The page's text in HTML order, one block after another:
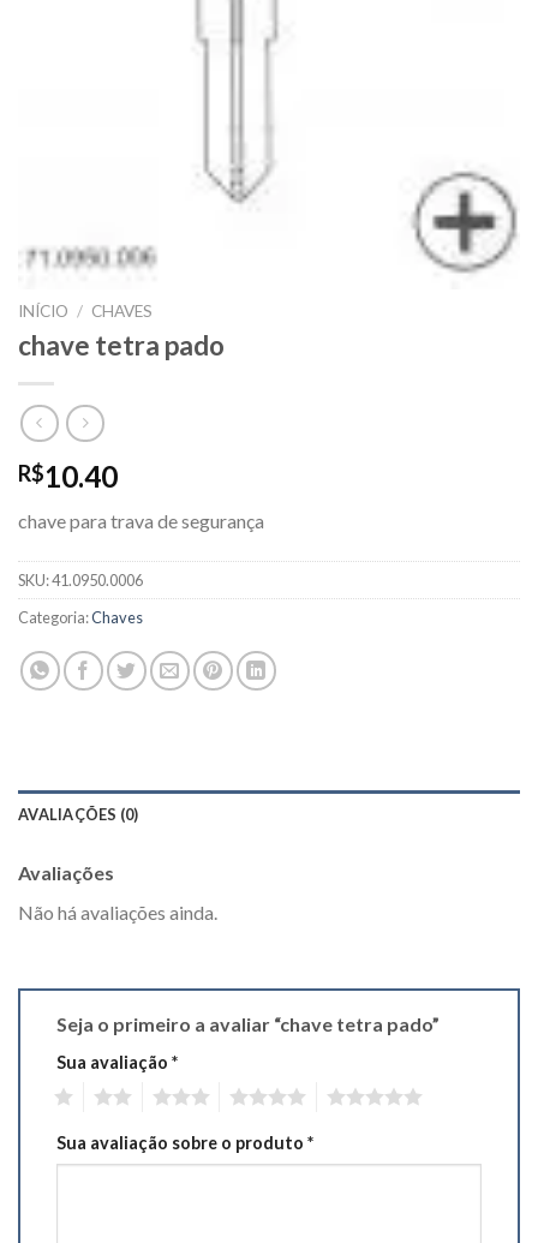
INÍCIO / CHAVES
chave tetra pado
R$10.40
chave para trava de segurança
SKU:41.0950.0006
Categoria:Chaves
AVALIAÇÕES (0)
Avaliações
Não há avaliações ainda.
Seja o primeiro a avaliar “chave tetra pado”
Sua avaliação *
Sua avaliação sobre o produto *